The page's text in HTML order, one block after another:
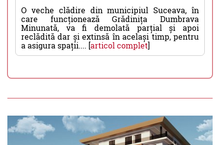
O veche clădire din municipiul Suceava, în
care funcționează Grădinița Dumbrava
Minunată, va fi demolată parțial și apoi
reclădită dar și extinsă în același timp, pentru
a asigura spații.... [articol complet]